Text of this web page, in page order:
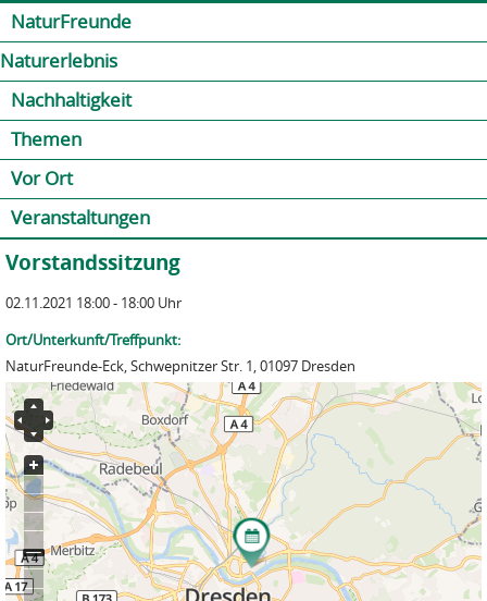
NaturFreunde
Naturerlebnis
Nachhaltigkeit
Themen
Vor Ort
Veranstaltungen
Vorstandssitzung
02.11.2021 18:00 - 18:00 Uhr
Ort/Unterkunft/Treffpunkt:
NaturFreunde-Eck, Schwepnitzer Str. 1, 01097 Dresden